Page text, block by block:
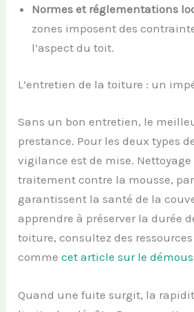
Normes et réglementations
zones imposent des
l’aspect du toit.
L’entretien de la toiture : un
Sans un bon entretien, le
prestance. Pour les deux types
vigilance est de mise.
traitement contre la mousse,
garantissent la santé de la
apprendre à préserver la durée
toiture, consultez des
commecet article sur le
Quand une fuite surgit, la